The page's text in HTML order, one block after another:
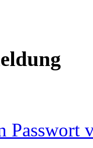
Passwort